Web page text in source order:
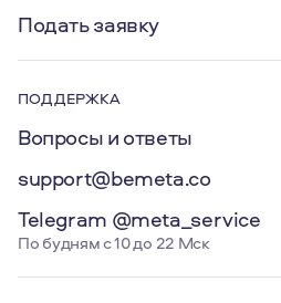
Подать заявку
ПОДДЕРЖКА
Вопросы и ответы
support@bemeta.co
Telegram @meta_service
По будням с 10 до 22 Мск